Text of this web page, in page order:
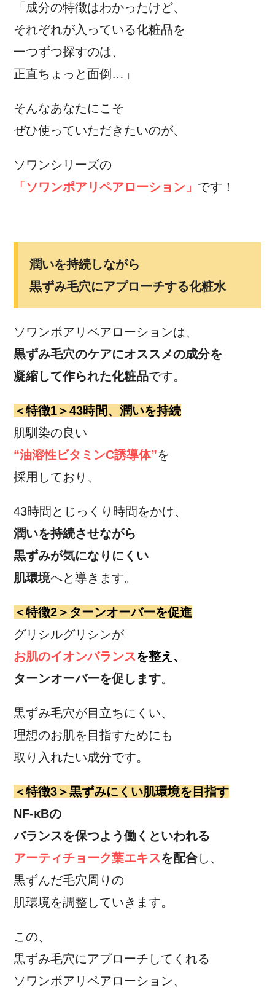
「成分の特徴はわかったけど、
それぞれが入っている化粧品を
一つずつ探すのは、
正直ちょっと面倒…」
そんなあなたにこそ
ぜひ使っていただきたいのが、
ソワンシリーズの
「ソワンポアリペアローション」 です！
潤いを持続しながら
黒ずみ毛穴にアプローチする化粧水
ソワンポアリペアローションは、
黒ずみ毛穴のケアにオススメの成分を
凝縮して作られた化粧品です。
＜特徴1＞43時間、潤いを持続
肌馴染の良い
“油溶性ビタミンC誘導体”を
採用しており、
43時間とじっくり時間をかけ、
潤いを持続させながら
黒ずみが気になりにくい
肌環境へと導きます。
＜特徴2＞ターンオーバーを促進
グリシルグリシンが
お肌のイオンバランスを整え、
ターンオーバーを促します。
黒ずみ毛穴が目立ちにくい、
理想のお肌を目指すためにも
取り入れたい成分です。
＜特徴3＞黒ずみにくい肌環境を目指す
NF-κBの
バランスを保つよう働くといわれる
アーティチョーク葉エキスを配合し、
黒ずんだ毛穴周りの
肌環境を調整していきます。
この、
黒ずみ毛穴にアプローチしてくれる
ソワンポアリペアローション、